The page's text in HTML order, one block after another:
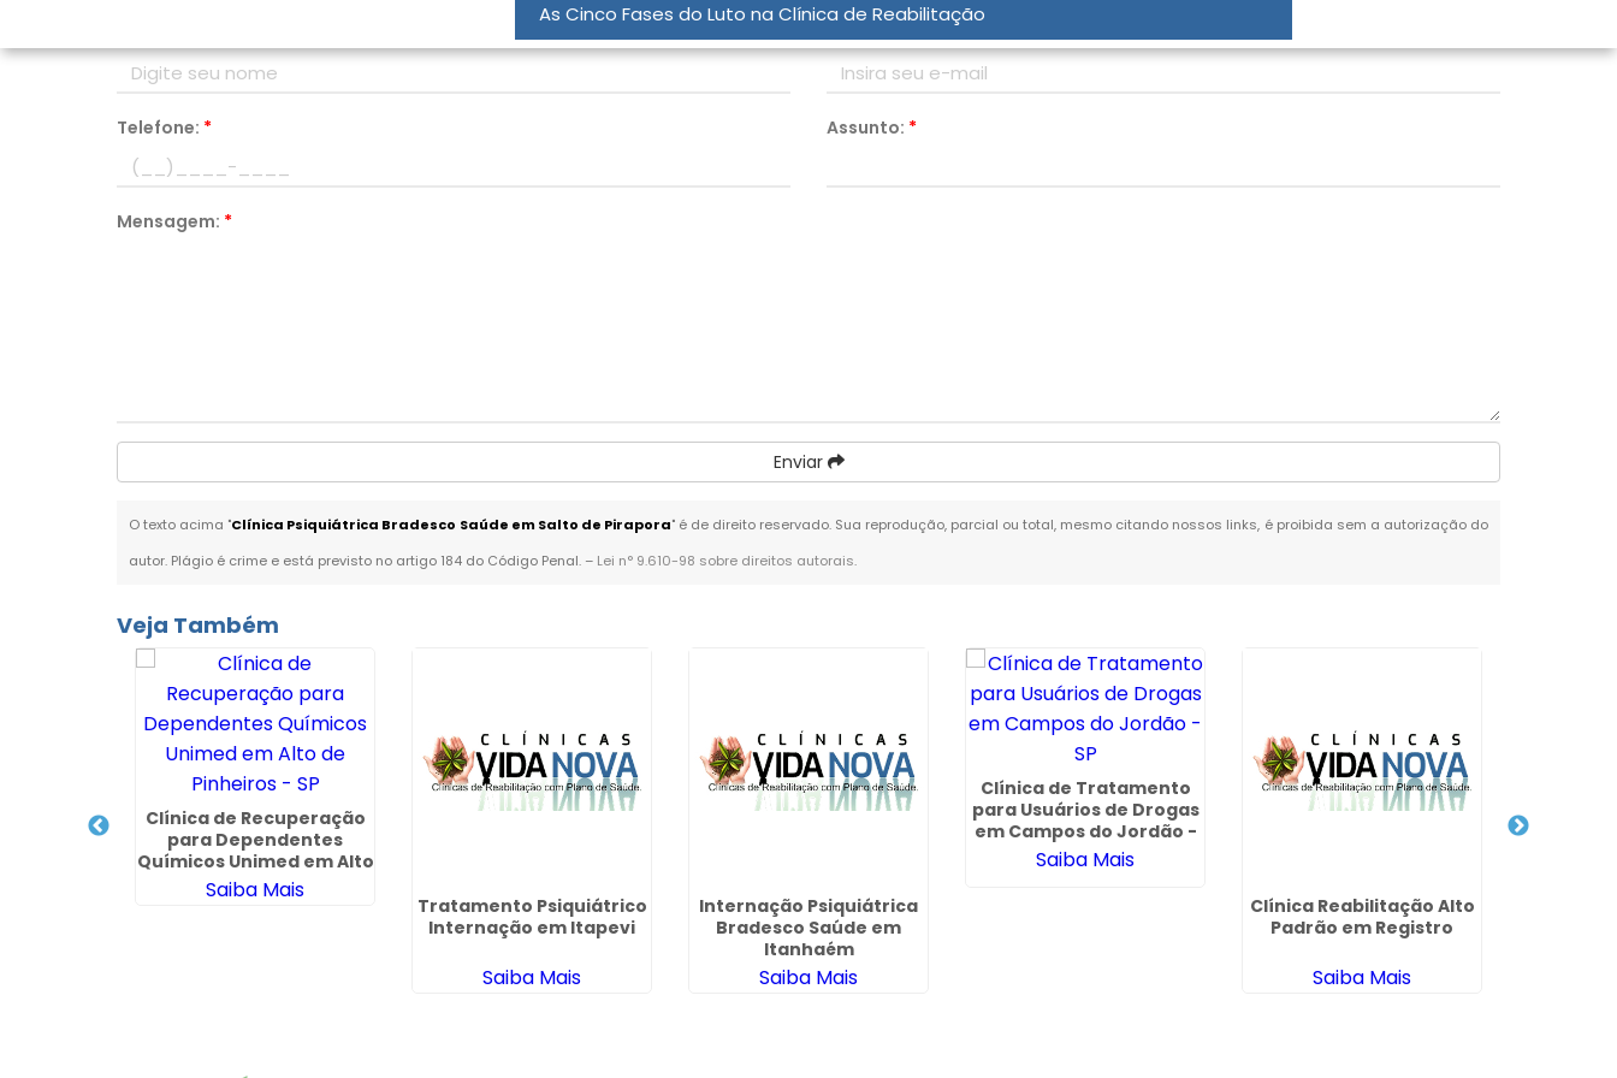
As Cinco Fases do Luto na Clínica de Reabilitação
Email:*
Telefone: * Assunto: *
Mensagem: *
Enviar
O texto acima "Clínica Psiquiátrica Bradesco Saúde em Salto de Pirapora" é de direito reservado. Sua reprodução, parcial ou total, mesmo citando nossos links, é proibida sem a autorização do
autor. Plágio é crime e está previsto no artigo 184 do Código Penal. – Lei n° 9.610-98 sobre direitos autorais.
Veja Também
- SP
Clínica de Recuperação
para Dependentes
Químicos Unimed em Alto
de Pinheiros - SP
Saiba Mais
Tratamento Psiquiátrico
Internação em Itapevi
Saiba Mais
Internação Psiquiátrica
Bradesco Saúde em
Itanhaém
Saiba Mais
Clínica de Tratamento
para Usuários de Drogas
em Campos do Jordão -
SP
Saiba Mais
Clínica Reabilitação Alto
Padrão em Registro
Saiba Mais